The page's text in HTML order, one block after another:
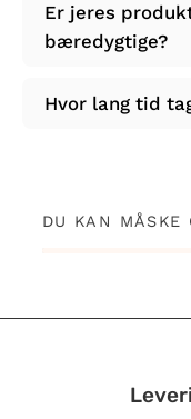
Er jeres
bæredygtige?
Hvor lang tid
DU KAN MÅSKE